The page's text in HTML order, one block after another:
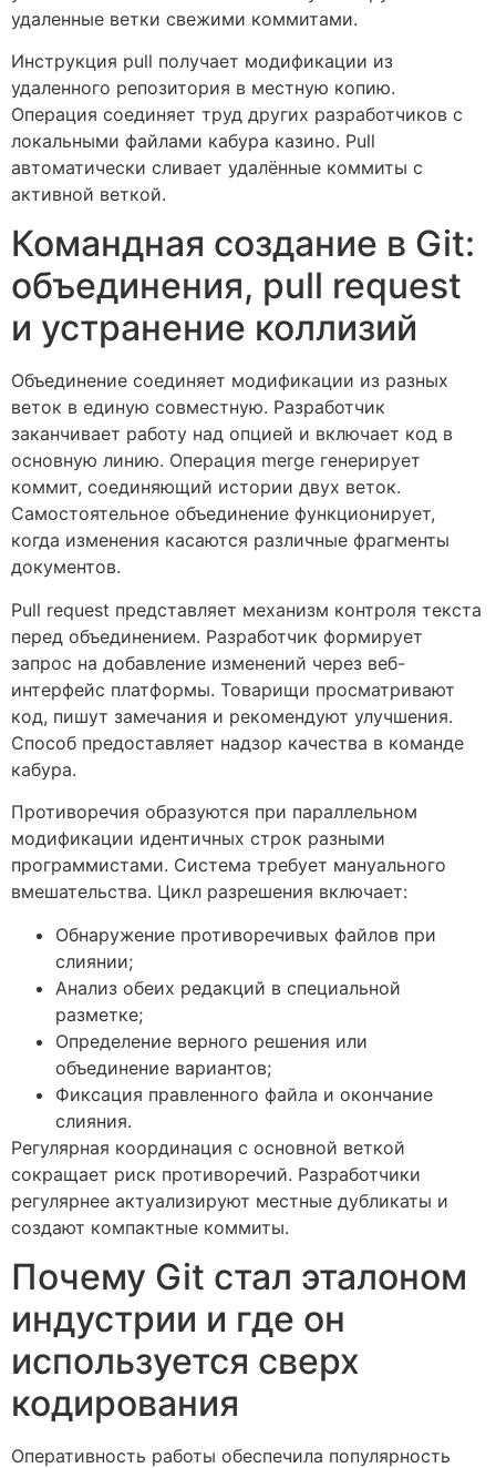
удаленные ветки свежими коммитами.
Инструкция pull получает модификации из
удаленного репозитория в местную копию.
Операция соединяет труд других разработчиков с
локальными файлами кабура казино. Pull
автоматически сливает удалённые коммиты с
активной веткой.
Командная создание в Git:
объединения, pull request
и устранение коллизий
Объединение соединяет модификации из разных
веток в единую совместную. Разработчик
заканчивает работу над опцией и включает код в
основную линию. Операция merge генерирует
коммит, соединяющий истории двух веток.
Самостоятельное объединение функционирует,
когда изменения касаются различные фрагменты
документов.
Pull request представляет механизм контроля текста
перед объединением. Разработчик формирует
запрос на добавление изменений через веб-
интерфейс платформы. Товарищи просматривают
код, пишут замечания и рекомендуют улучшения.
Способ предоставляет надзор качества в команде
кабура.
Противоречия образуются при параллельном
модификации идентичных строк разными
программистами. Система требует мануального
вмешательства. Цикл разрешения включает:
Обнаружение противоречивых файлов при
слиянии;
Анализ обеих редакций в специальной
разметке;
Определение верного решения или
объединение вариантов;
Фиксация правленного файла и окончание
слияния.
Регулярная координация с основной веткой
сокращает риск противоречий. Разработчики
регулярнее актуализируют местные дубликаты и
создают компактные коммиты.
Почему Git стал эталоном
индустрии и где он
используется сверх
кодирования
Оперативность работы обеспечила популярность